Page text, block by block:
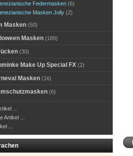
Federmasken (6)
Masken Jolly (2)
Masken (50)
Masken (189)
(30)
Make Up Special FX (2)
Masken (16)
(6)
...
Artikel ...
...